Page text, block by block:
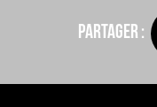
Partager :